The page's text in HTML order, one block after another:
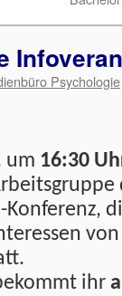
Psychologie
um 16:30
Konferenz,
von
ihr